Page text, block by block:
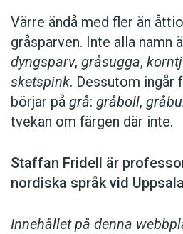
Värre ändå med fler än
gråsparven. Inte alla namn
dyngsparv, gråsugga,
sketspink. Dessutom ingår
börjar på grå: gråboll,
tvekan om färgen där inte.
Staffan Fridell är
nordiska språk vid
Innehållet på denna